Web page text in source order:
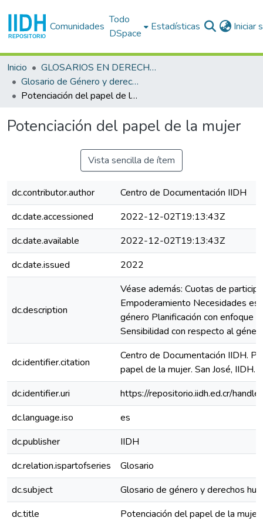
Comunidades
Todo
DSpace
Estadísticas Iniciar
Inicio
GLOSARIOS EN DERECHOS HUMANOS
Glosario de Género y derechos humanos
Potenciación del papel de la mujer
Potenciación del papel de la mujer
Vista sencilla de ítem
dc.contributor.author
Centro de Documentación IIDH
dc.date.accessioned
2022-12-02T19:13:43Z
dc.date.available
2022-12-02T19:13:43Z
dc.date.issued
2022
dc.description
Véase además: Cuotas de
Empoderamiento Necesidades
género Planificación con enfoque
Sensibilidad con respecto al
dc.identifier.citation
Centro de Documentación IIDH.
papel de la mujer. San José, IIDH.
dc.identifier.uri
https://repositorio.iidh.ed.cr/
dc.language.iso
es
dc.publisher
IIDH
dc.relation.ispartofseries
Glosario
dc.subject
Glosario de género y derechos
dc.title
Potenciación del papel de la mujer